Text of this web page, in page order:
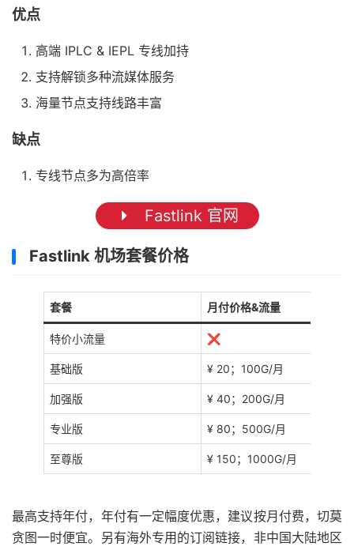
优点
高端 IPLC & IEPL 专线加持
支持解锁多种流媒体服务
海量节点支持线路丰富
缺点
专线节点多为高倍率
Fastlink 官网
Fastlink 机场套餐价格
套餐 月付价格&流量
特价小流量 ❌
基础版 ¥ 20；100G/月
加强版 ¥ 40；200G/月
专业版 ¥ 80；500G/月
至尊版 ¥ 150；1000G/月
最高支持年付，年付有一定幅度优惠，建议按月付费，切莫
贪图一时便宜。另有海外专用的订阅链接，非中国大陆地区